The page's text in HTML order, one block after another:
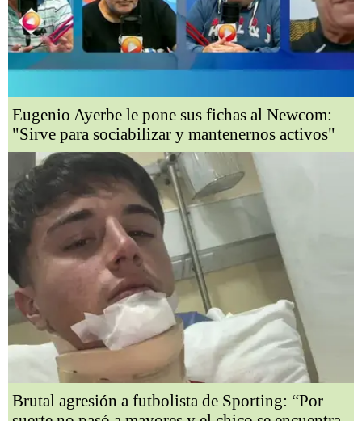
Eugenio Ayerbe le pone sus fichas al Newcom:
"Sirve para sociabilizar y mantenernos activos"
Brutal agresión a futbolista de Sporting: “Por